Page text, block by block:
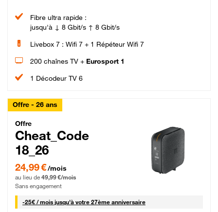
Fibre ultra rapide :
jusqu'à ↓ 8 Gbit/s ↑ 8 Gbit/s
Livebox 7 : Wifi 7 + 1 Répéteur Wifi 7
200 chaînes TV + Eurosport 1
1 Décodeur TV 6
Offre - 26 ans
Cheat_Code Fibre_18_26
Offre
Cheat_Code
18_26
24,99 € par mois pendant 0 mois puis 49,99 € par mois, Sans engagement
24,99 €/mois
au lieu de 49,99 €/mois
Sans engagement
-25€ / mois25 € par mois
jusqu'à votre 27ème anniversaire